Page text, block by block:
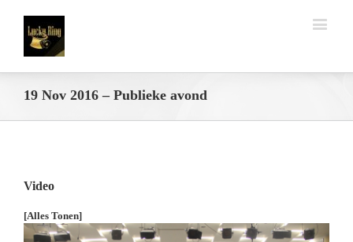
19 Nov 2016 – Publieke avond
Video
[Alles Tonen]